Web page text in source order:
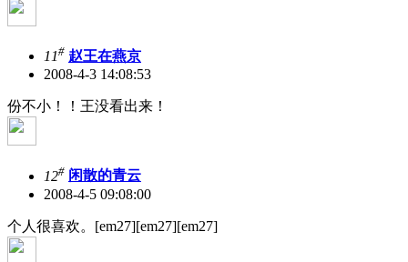
11# 赵王在燕京
2008-4-3 14:08:53
份不小！！王没看出来！
12# 闲散的青云
2008-4-5 09:08:00
个人很喜欢。[em27][em27][em27]